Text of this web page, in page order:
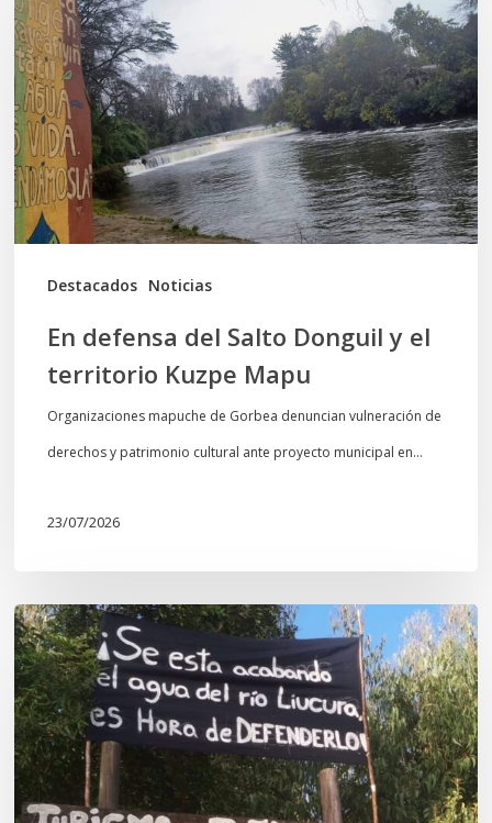
Destacados Noticias
del
Salto
Donguil
y
el
territorio
Kuzpe
Mapu
En defensa del Salto Donguil y el
territorio Kuzpe Mapu
Organizaciones mapuche de Gorbea denuncian vulneración de
derechos y patrimonio cultural ante proyecto municipal en…
23/07/2026
Newen
Leufu
Ligkusra:
«el
Leufu
es